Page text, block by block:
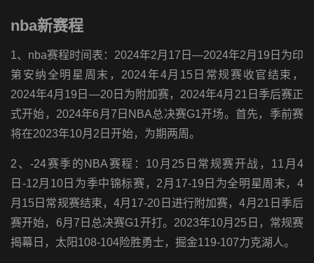
nba新赛程
1、nba赛程时间表：2024年2月17日—2024年2月19日为印
第安纳全明星周末，2024年4月15日常规赛收官结束，
2024年4月19日—20日为附加赛，2024年4月21日季后赛正
式开始，2024年6月7日NBA总决赛G1开场。首先，季前赛
将在2023年10月2日开始，为期两周。
2、-24赛季的NBA赛程：10月25日常规赛开战，11月4
日-12月10日为季中锦标赛，2月17-19日为全明星周末，4
月15日常规赛结束，4月17-20日进行附加赛，4月21日季后
赛开始，6月7日总决赛G1开打。2023年10月25日，常规赛
揭幕日，太阳108-104险胜勇士，掘金119-107力克湖人。